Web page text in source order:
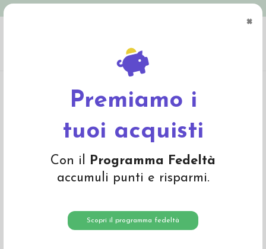
×
Premiamo i
tuoi acquisti
Con il Programma Fedeltà
accumuli punti e risparmi.
Scopri il programma fedeltà
Ciniglia a metraggio - col. 024 Turchese